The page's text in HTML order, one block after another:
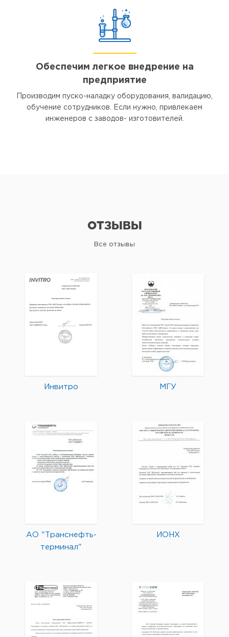
Обеспечим легкое внедрение на
предприятие
Производим пуско-наладку оборудования, валидацию,
обучение сотрудников. Если нужно, привлекаем
инженеров с заводов- изготовителей.
ОТЗЫВЫ
Все отзывы
Инвитро МГУ
АО "Транснефть-
терминал"
ИОНХ